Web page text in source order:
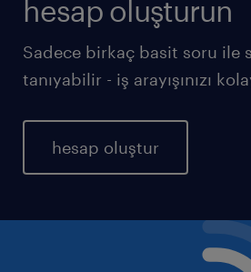
hesap oluşturun
Sadece birkaç basit soru ile
tanıyabilir - iş arayışınızı
hesap oluştur